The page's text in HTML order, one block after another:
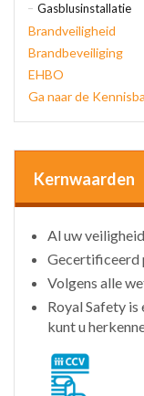
Gasblusinstallatie
Brandveiligheid
Brandbeveiliging
EHBO
Ga naar de
Kernwaarden
Al uw
Gecertificeerd
Volgens alle
Royal Safety
kunt u